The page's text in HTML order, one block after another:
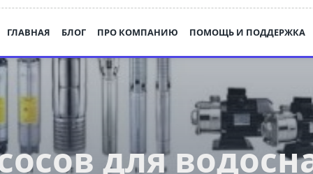
ГЛАВНАЯ БЛОГ ПРО КОМПАНИЮ ПОМОЩЬ И ПОДДЕРЖКА
для